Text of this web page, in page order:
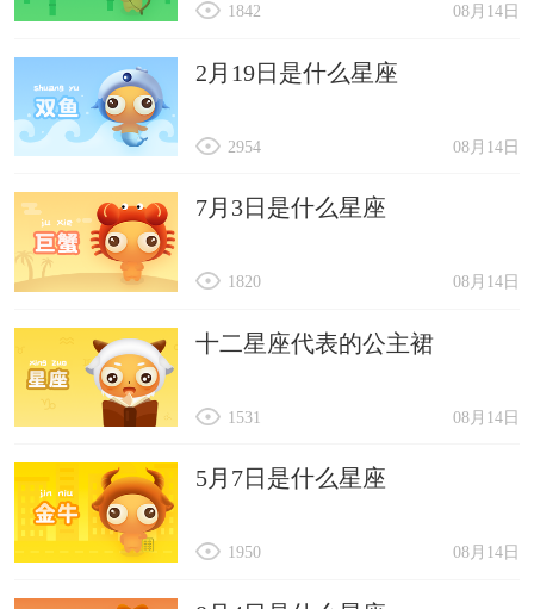
08月14日
1842
2月19日是什么星座
08月14日
2954
7月3日是什么星座
08月14日
1820
十二星座代表的公主裙
08月14日
1531
5月7日是什么星座
08月14日
1950